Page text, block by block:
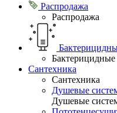
Распродажа
Распродажа
Сантехника
Сантехника
Душевые
Душевые